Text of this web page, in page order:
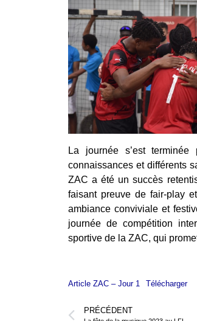
La journée s’est
connaissances et différents
ZAC a été un succès
faisant preuve de fair-play
ambiance conviviale et
journée de compétition
sportive de la ZAC, qui
Article ZAC – Jour 1 Télécharger
PRÉCÉDENT